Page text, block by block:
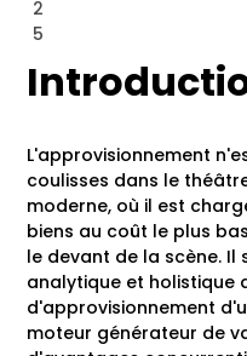
2
5
L'approvisionnement
coulisses dans le
moderne, où il est
biens au coût le plus
le devant de la scène. Il
analytique et holistique
d'approvisionnement
moteur générateur de